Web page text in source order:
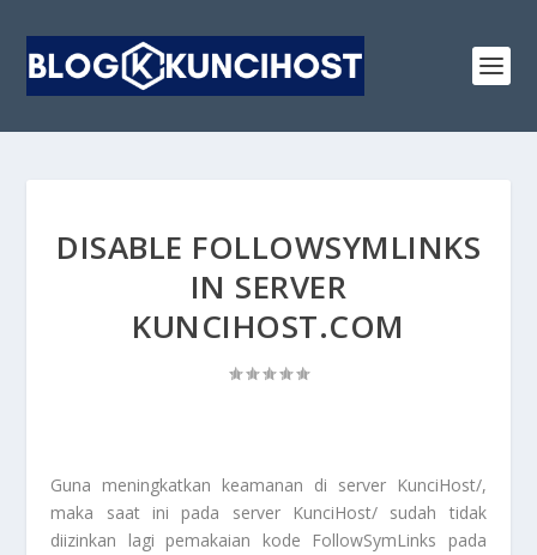
DISABLE FOLLOWSYMLINKS
IN SERVER
KUNCIHOST.COM
Guna meningkatkan keamanan di server KunciHost/,
maka saat ini pada server KunciHost/ sudah tidak
diizinkan lagi pemakaian kode FollowSymLinks pada